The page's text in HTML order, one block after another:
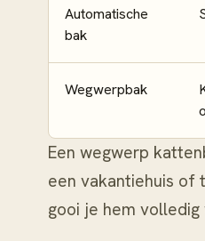
Automatische
bak
Wegwerpbak
Een wegwerp
een vakantiehuis of
gooi je hem volledig